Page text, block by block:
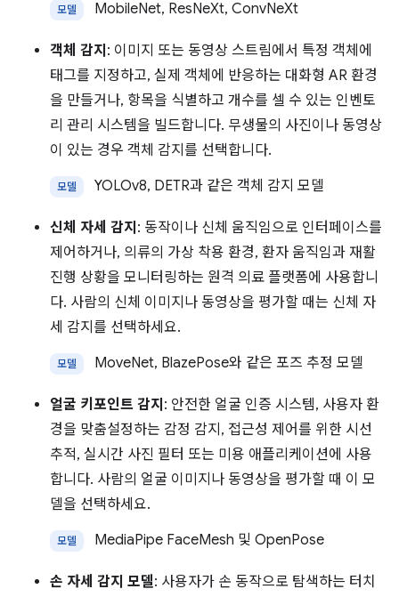
모델 MobileNet, ResNeXt, ConvNeXt
객체 감지 : 이미지 또는 동영상 스트림에서 특정 객체에
태그를 지정하고, 실제 객체에 반응하는 대화형 AR 환경
을 만들거나, 항목을 식별하고 개수를 셀 수 있는 인벤토
리 관리 시스템을 빌드합니다. 무생물의 사진이나 동영상
이 있는 경우 객체 감지를 선택합니다.
모델 YOLOv8, DETR과 같은 객체 감지 모델
신체 자세 감지 : 동작이나 신체 움직임으로 인터페이스를
제어하거나, 의류의 가상 착용 환경, 환자 움직임과 재활
진행 상황을 모니터링하는 원격 의료 플랫폼에 사용합니
다. 사람의 신체 이미지나 동영상을 평가할 때는 신체 자
세 감지를 선택하세요.
모델 MoveNet, BlazePose와 같은 포즈 추정 모델
얼굴 키포인트 감지 : 안전한 얼굴 인증 시스템, 사용자 환
경을 맞춤설정하는 감정 감지, 접근성 제어를 위한 시선
추적, 실시간 사진 필터 또는 미용 애플리케이션에 사용
합니다. 사람의 얼굴 이미지나 동영상을 평가할 때 이 모
델을 선택하세요.
모델 MediaPipe FaceMesh 및 OpenPose
손 자세 감지 모델: 사용자가 손 동작으로 탐색하는 터치